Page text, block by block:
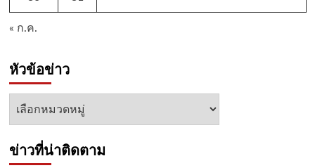
« ก.ค.
หัวข้อข่าว
หัวข้อ
ข่าวที่น่าติดตาม